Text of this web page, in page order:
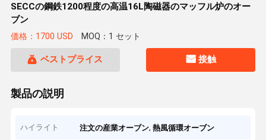
SECCの鋼鉄1200程度の高温16L陶磁器のマッフル炉のオー
ブン
価格：1700 USD MOQ：1 セット
ベストプライス 接触
製品の説明
ハイライト 注文の産業オーブン,熱風循環オーブン